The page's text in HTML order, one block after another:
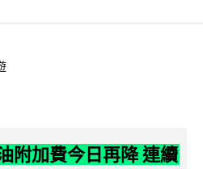
附加費今日再降 連續